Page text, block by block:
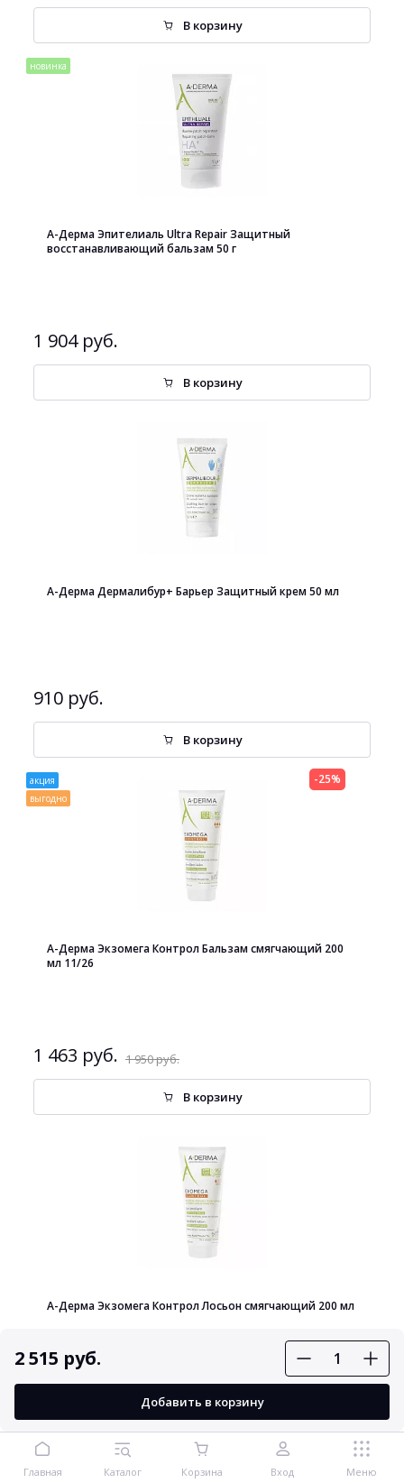
2 515 руб.
Добавить в корзину
В корзину
новинка
А-Дерма Эпителиаль Ultra Repair Защитный
восстанавливающий бальзам 50 г
1 904 руб.
В корзину
А-Дерма Дермалибур+ Барьер Защитный крем 50 мл
910 руб.
В корзину
акция
выгодно
А-Дерма Экзомега Контрол Бальзам смягчающий 200
мл 11/26
1 463 руб. 1 950 руб.
-25%
В корзину
А-Дерма Экзомега Контрол Лосьон смягчающий 200 мл
В корзину
Главная Каталог Корзина Вход Меню